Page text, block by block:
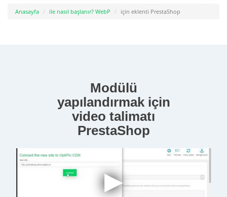
Anasayfa ile nasıl başlanır? WebP için eklenti PrestaShop
Modülü
yapılandırmak için
video talimatı
PrestaShop